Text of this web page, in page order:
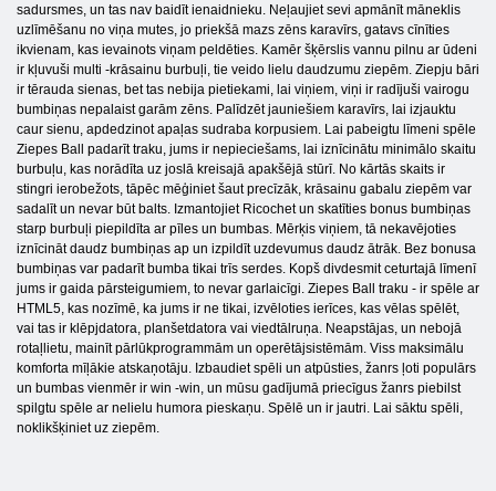
sadursmes, un tas nav baidīt ienaidnieku. Neļaujiet sevi apmānīt māneklis
uzlīmēšanu no viņa mutes, jo priekšā mazs zēns karavīrs, gatavs cīnīties
ikvienam, kas ievainots viņam peldēties. Kamēr šķērslis vannu pilnu ar ūdeni
ir kļuvuši multi -krāsainu burbuļi, tie veido lielu daudzumu ziepēm. Ziepju bāri
ir tērauda sienas, bet tas nebija pietiekami, lai viņiem, viņi ir radījuši vairogu
bumbiņas nepalaist garām zēns. Palīdzēt jauniešiem karavīrs, lai izjauktu
caur sienu, apdedzinot apaļas sudraba korpusiem. Lai pabeigtu līmeni spēle
Ziepes Ball padarīt traku, jums ir nepieciešams, lai iznīcinātu minimālo skaitu
burbuļu, kas norādīta uz joslā kreisajā apakšējā stūrī. No kārtās skaits ir
stingri ierobežots, tāpēc mēģiniet šaut precīzāk, krāsainu gabalu ziepēm var
sadalīt un nevar būt balts. Izmantojiet Ricochet un skatīties bonus bumbiņas
starp burbuļi piepildīta ar pīles un bumbas. Mērķis viņiem, tā nekavējoties
iznīcināt daudz bumbiņas ap un izpildīt uzdevumus daudz ātrāk. Bez bonusa
bumbiņas var padarīt bumba tikai trīs serdes. Kopš divdesmit ceturtajā līmenī
jums ir gaida pārsteigumiem, to nevar garlaicīgi. Ziepes Ball traku - ir spēle ar
HTML5, kas nozīmē, ka jums ir ne tikai, izvēloties ierīces, kas vēlas spēlēt,
vai tas ir klēpjdatora, planšetdatora vai viedtālruņa. Neapstājas, un nebojā
rotaļlietu, mainīt pārlūkprogrammām un operētājsistēmām. Viss maksimālu
komforta mīļākie atskaņotāju. Izbaudiet spēli un atpūsties, žanrs ļoti populārs
un bumbas vienmēr ir win -win, un mūsu gadījumā priecīgus žanrs piebilst
spilgtu spēle ar nelielu humora pieskaņu. Spēlē un ir jautri. Lai sāktu spēli,
noklikšķiniet uz ziepēm.